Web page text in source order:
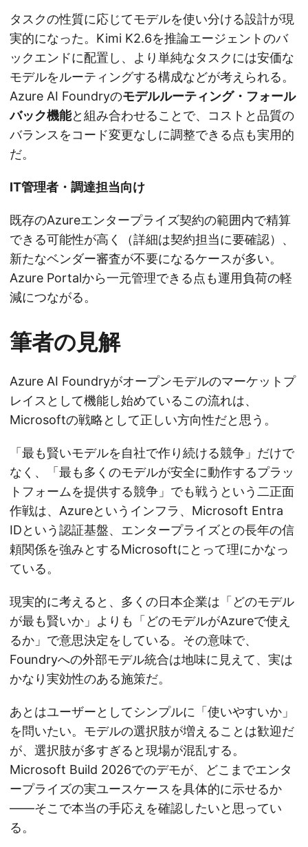
タスクの性質に応じてモデルを使い分ける設計が現
実的になった。Kimi K2.6を推論エージェントのバ
ックエンドに配置し、より単純なタスクには安価な
モデルをルーティングする構成などが考えられる。
Azure AI Foundryのモデルルーティング・フォール
バック機能と組み合わせることで、コストと品質の
バランスをコード変更なしに調整できる点も実用的
だ。
IT管理者・調達担当向け
既存のAzureエンタープライズ契約の範囲内で精算
できる可能性が高く（詳細は契約担当に要確認）、
新たなベンダー審査が不要になるケースが多い。
Azure Portalから一元管理できる点も運用負荷の軽
減につながる。
筆者の見解
Azure AI Foundryがオープンモデルのマーケットプ
レイスとして機能し始めているこの流れは、
Microsoftの戦略として正しい方向性だと思う。
「最も賢いモデルを自社で作り続ける競争」だけで
なく、「最も多くのモデルが安全に動作するプラッ
トフォームを提供する競争」でも戦うという二正面
作戦は、Azureというインフラ、Microsoft Entra
IDという認証基盤、エンタープライズとの長年の信
頼関係を強みとするMicrosoftにとって理にかなっ
ている。
現実的に考えると、多くの日本企業は「どのモデル
が最も賢いか」よりも「どのモデルがAzureで使え
るか」で意思決定をしている。その意味で、
Foundryへの外部モデル統合は地味に見えて、実は
かなり実効性のある施策だ。
あとはユーザーとしてシンプルに「使いやすいか」
を問いたい。モデルの選択肢が増えることは歓迎だ
が、選択肢が多すぎると現場が混乱する。
Microsoft Build 2026でのデモが、どこまでエンタ
ープライズの実ユースケースを具体的に示せるか
——そこで本当の手応えを確認したいと思ってい
る。